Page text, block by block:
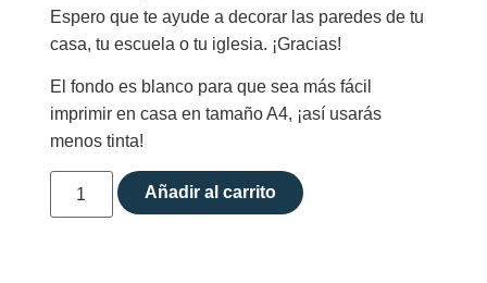
Espero que te ayude a decorar las paredes de tu
casa, tu escuela o tu iglesia. ¡Gracias!
El fondo es blanco para que sea más fácil
imprimir en casa en tamaño A4, ¡así usarás
menos tinta!
Añadir al carrito